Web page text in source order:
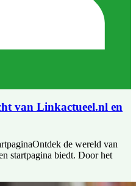
van Linkactueel.nl en
de wereld van
startpagina biedt. Door het